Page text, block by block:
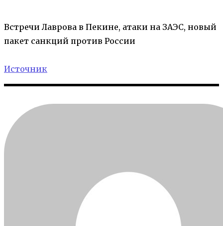
Встречи Лаврова в Пекине, атаки на ЗАЭС, новый
пакет санкций против России
Источник